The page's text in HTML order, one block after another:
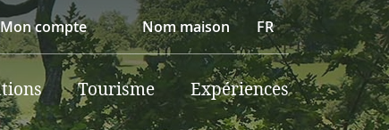
compte Nom maison FR
Tourisme Expériences